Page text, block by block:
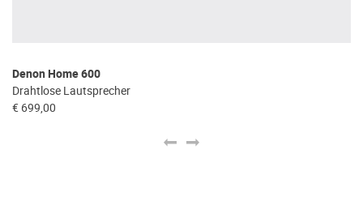
Denon Home 600
Drahtlose Lautsprecher
€ 699,00